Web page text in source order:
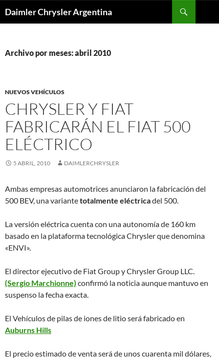
Daimler Chrysler Argentina
Archivo por meses: abril 2010
NUEVOS VEHÍCULOS
CHRYSLER Y FIAT
FABRICARÁN EL FIAT 500
ELÉCTRICO
5 ABRIL, 2010 DAIMLERCHRYSLER
Ambas empresas automotrices anunciaron la fabricación del
500 BEV, una variantetotalmente eléctricadel 500.
La versión eléctrica cuenta con una autonomía de 160 km
basado en la plataforma tecnológica Chrysler que denomina
«ENVI».
El director ejecutivo de Fiat Group y Chrysler Group LLC.
(Sergio Marchionne) confirmó la noticia aunque mantuvo en
suspenso la fecha exacta.
El Vehículos de pilas de iones de litio será fabricado en
Auburns Hills
El precio estimado de venta será de unos cuarenta mil dólares,